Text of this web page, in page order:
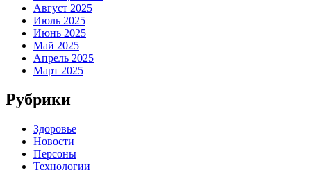
Август 2025
Июль 2025
Июнь 2025
Май 2025
Апрель 2025
Март 2025
Рубрики
Здоровье
Новости
Персоны
Технологии